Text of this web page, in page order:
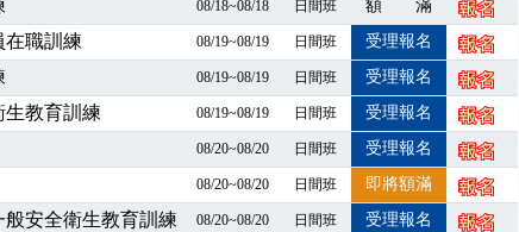
這邊推出囉～～
告！
？課程百百種選擇好困難！快來祐昕學院官網看看吧！
「隧道等襯砌作業主管」及「潛水作業主管」安全衛生教育訓練之結
系列課程資訊
害預防職場安衛法令研討會
若遇停班停課消息 補課及測驗時間將另行通知
堆高機課程，政府出錢補助學費，請您上課，開始囉~~
08/18~08/18 日間班 額 滿
在職訓練 08/19~08/19 日間班 受理報名
08/19~08/19 日間班 受理報名
生教育訓練 08/19~08/19 日間班 受理報名
08/20~08/20 日間班 受理報名
08/20~08/20 日間班 即將額滿
般安全衛生教育訓練 08/20~08/20 日間班 受理報名